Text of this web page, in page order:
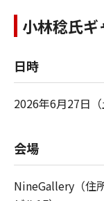
小林稔氏ギ
日時
2026年6月27日
会場
NineGallery（住